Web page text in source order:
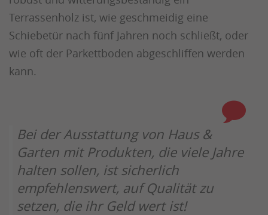
Terrassenholz ist, wie geschmeidig eine
Schiebetür nach fünf Jahren noch schließt, oder
wie oft der Parkettboden abgeschliffen werden
kann.
Bei der Ausstattung von Haus &
Garten mit Produkten, die viele Jahre
halten sollen, ist sicherlich
empfehlenswert, auf Qualität zu
setzen, die ihr Geld wert ist!